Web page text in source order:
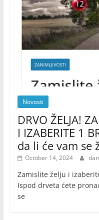
Novosti
DRVO ŽELJA!
I IZABERITE 1
da li će vam se
October 14, 2024 dan
Zamislite želju i
Ispod drveta ćete
se